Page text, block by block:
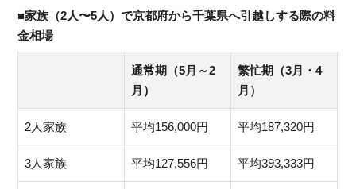
■家族（2人〜5人）で京都府から千葉県へ引越しする際の料
金相場
通常期（5月～2
月）
繁忙期（3月・4
月）
2人家族 平均156,000円 平均187,320円
3人家族 平均127,556円 平均393,333円